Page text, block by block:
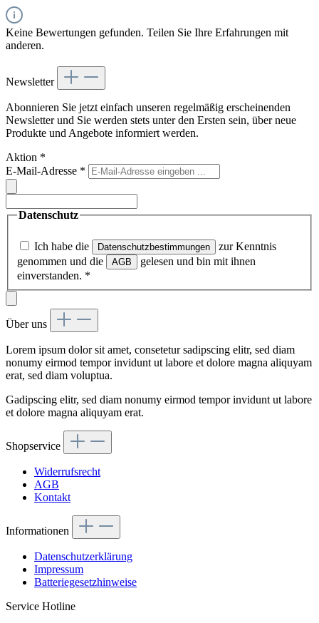
Keine Bewertungen gefunden. Teilen Sie Ihre Erfahrungen mit
anderen.
Newsletter
Abonnieren Sie jetzt einfach unseren regelmäßig erscheinenden
Newsletter und Sie werden stets unter den Ersten sein, über neue
Produkte und Angebote informiert werden.
Aktion *
E-Mail-Adresse *
Datenschutz
Ich habe die Datenschutzbestimmungen
zur Kenntnis
genommen und die
AGB
gelesen und bin mit ihnen
einverstanden. *
Über uns
Lorem ipsum dolor sit amet, consetetur sadipscing elitr, sed diam
nonumy eirmod tempor invidunt ut labore et dolore magna aliquyam
erat, sed diam voluptua.
Gadipscing elitr, sed diam nonumy eirmod tempor invidunt ut labore
et dolore magna aliquyam erat.
Shopservice
Widerrufsrecht
AGB
Kontakt
Informationen
Datenschutzerklärung
Impressum
Batteriegesetzhinweise
Service Hotline